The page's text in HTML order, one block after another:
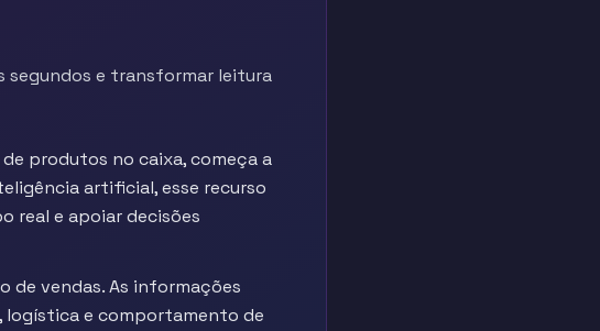
segundos e transformar leitura
produtos no caixa, começa a
artificial, esse recurso
real e apoiar decisões
de vendas. As informações
logística e comportamento de